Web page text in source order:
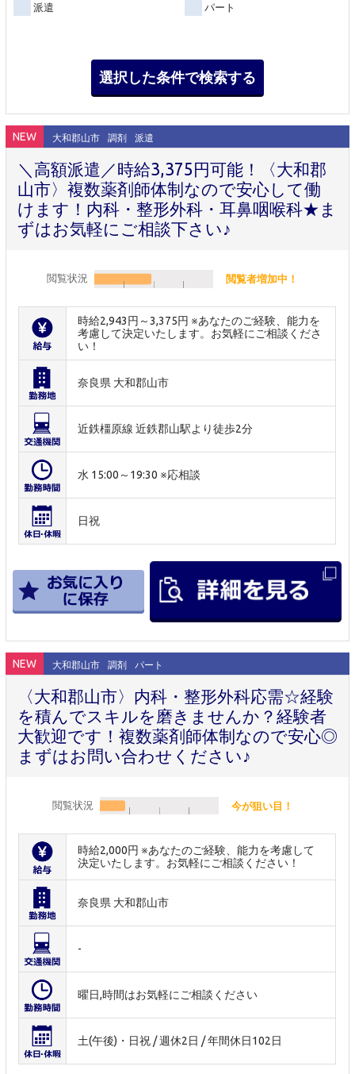
派遣 パート
NEW 大和郡山市 調剤 派遣
＼高額派遣／時給3,375円可能！〈大和郡
山市〉複数薬剤師体制なので安心して働
けます！内科・整形外科・耳鼻咽喉科★ま
ずはお気軽にご相談下さい♪
閲覧状況 閲覧者増加中！
時給2,943円～3,375円 ※あなたのご経験、能力を
考慮して決定いたします。お気軽にご相談くださ
い！
奈良県 大和郡山市
近鉄橿原線 近鉄郡山駅より徒歩2分
水 15:00～19:30 ※応相談
日祝
NEW 大和郡山市 調剤 パート
〈大和郡山市〉内科・整形外科応需☆経験
を積んでスキルを磨きませんか？経験者
大歓迎です！複数薬剤師体制なので安心◎
まずはお問い合わせください♪
閲覧状況 今が狙い目！
時給2,000円 ※あなたのご経験、能力を考慮して
決定いたします。お気軽にご相談ください！
奈良県 大和郡山市
-
曜日,時間はお気軽にご相談ください
土(午後)・日祝 / 週休2日 / 年間休日102日